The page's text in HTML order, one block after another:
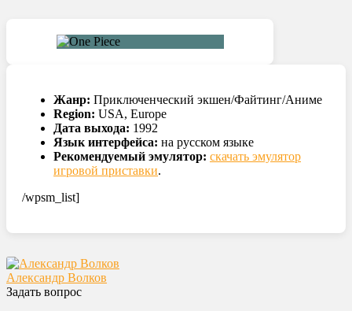
Жанр: Приключенческий экшен/Файтинг/Аниме
Region: USA, Europe
Дата выхода: 1992
Язык интерфейса: на русском языке
Рекомендуемый эмулятор: скачать эмулятор
игровой приставки.
/wpsm_list]
Александр Волков
Задать вопрос